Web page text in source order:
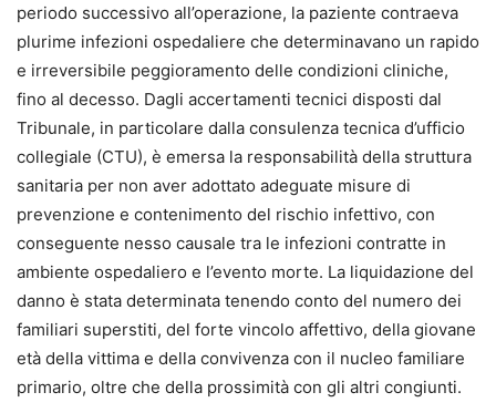
periodo successivo all’operazione, la paziente contraeva
plurime infezioni ospedaliere che determinavano un rapido
e irreversibile peggioramento delle condizioni cliniche,
fino al decesso. Dagli accertamenti tecnici disposti dal
Tribunale, in particolare dalla consulenza tecnica d’ufficio
collegiale (CTU), è emersa la responsabilità della struttura
sanitaria per non aver adottato adeguate misure di
prevenzione e contenimento del rischio infettivo, con
conseguente nesso causale tra le infezioni contratte in
ambiente ospedaliero e l’evento morte. La liquidazione del
danno è stata determinata tenendo conto del numero dei
familiari superstiti, del forte vincolo affettivo, della giovane
età della vittima e della convivenza con il nucleo familiare
primario, oltre che della prossimità con gli altri congiunti.